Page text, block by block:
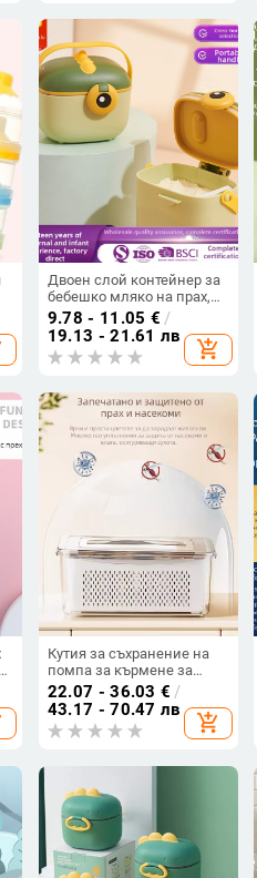
Двоен слой контейнер за
бебешко мляко на прах,
преносим и запечатан, с
голям капацитет, за
пътуване; подходящ за
бебешка храна, зърнени
9.78 - 11.05 € /
19.13 - 21.61 лв
add_shopping_cart
Кутия за съхранение на
помпа за кърмене за
майки на път, преносим
органайзер за бутилки,
прахоустойчив и
дренажен дизайн,
22.07 - 36.03 € /
43.17 - 70.47 лв
add_shopping_cart